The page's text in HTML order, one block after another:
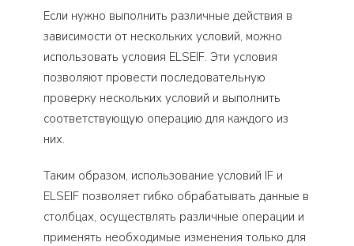
Если нужно выполнить различные действия в
зависимости от нескольких условий, можно
использовать условия ELSEIF. Эти условия
позволяют провести последовательную
проверку нескольких условий и выполнить
соответствующую операцию для каждого из
них.
Таким образом, использование условий IF и
ELSEIF позволяет гибко обрабатывать данные в
столбцах, осуществлять различные операции и
применять необходимые изменения только для